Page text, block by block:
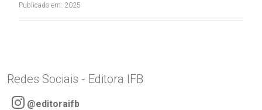
Publicado em: 2025
Redes Sociais - Editora IFB
@editoraifb